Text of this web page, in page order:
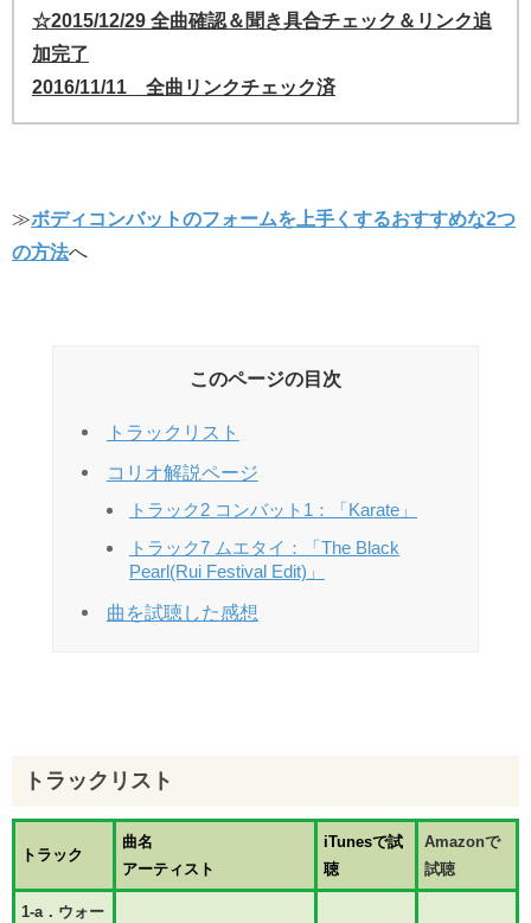
☆2015/12/29 全曲確認＆聞き具合チェック＆リンク追
加完了
2016/11/11 全曲リンクチェック済
≫ボディコンバットのフォームを上手くするおすすめな2つ
の方法へ
このページの目次
トラックリスト
コリオ解説ページ
トラック2 コンバット1：「Karate」
トラック7 ムエタイ：「The Black
Pearl(Rui Festival Edit)」
曲を試聴した感想
トラックリスト
トラック
曲名
アーティスト
iTunesで試
聴
Amazonで
試聴
1-a．ウォー